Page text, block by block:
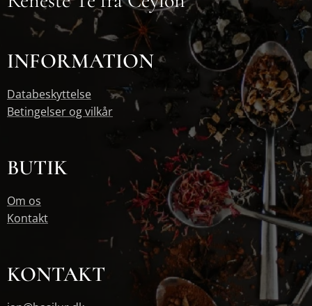
INFORMATION
Databeskyttelse
Betingelser og vilkår
BUTIK
Om os
Kontakt
KONTAKT